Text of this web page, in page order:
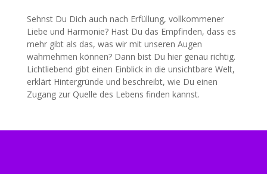
Sehnst Du Dich auch nach Erfüllung, vollkommener
Liebe und Harmonie? Hast Du das Empfinden, dass es
mehr gibt als das, was wir mit unseren Augen
wahrnehmen können? Dann bist Du hier genau richtig.
Lichtliebend gibt einen Einblick in die unsichtbare Welt,
erklärt Hintergründe und beschreibt, wie Du einen
Zugang zur Quelle des Lebens finden kannst.